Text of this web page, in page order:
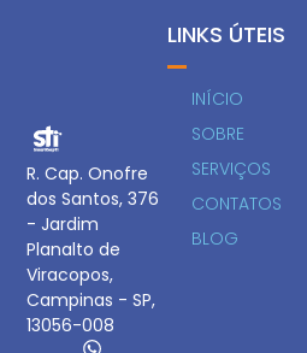
R. Cap. Onofre
dos Santos, 376
- Jardim
Planalto de
Viracopos,
Campinas - SP,
13056-008
LINKS ÚTEIS
INÍCIO
SOBRE
SERVIÇOS
CONTATOS
BLOG